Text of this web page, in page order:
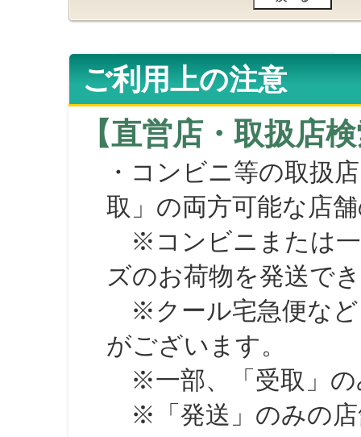
ご利用上の注意
【直営店・取扱店
・コンビニ等の取扱
取」の両方可能な店
※コンビニまたは一
ズのお荷物を発送で
※クール宅急便など
がございます。
※一部、「受取」の
※「発送」のみの店